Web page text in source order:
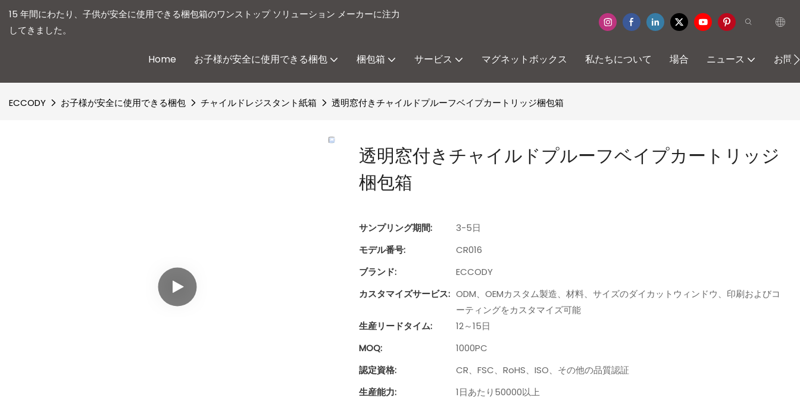
15 年間にわたり、子供が安全に使用できる梱包箱のワンストップ ソリューション メーカーに注力
してきました。
Home お子様が安全に使用できる梱包 梱包箱 サービス マグネットボックス 私たちについて 場合 ニュース お問
ECCODY お子様が安全に使用できる梱包 チャイルドレジスタント紙箱 透明窓付きチャイルドプルーフベイプカートリッジ梱包箱
透明窓付きチャイルドプルーフベイプカートリッジ
梱包箱
サンプリング期間:
3-5日
モデル番号:
CR016
ブランド:
ECCODY
カスタマイズサービス: ODM、OEMカスタム製造、材料、サイズのダイカットウィンドウ、印刷およびコ
ーティングをカスタマイズ可能
生産リードタイム:
12～15日
MOQ:
1000PC
認定資格:
CR、FSC、RoHS、ISO、その他の品質認証
生産能力:
1日あたり50000以上